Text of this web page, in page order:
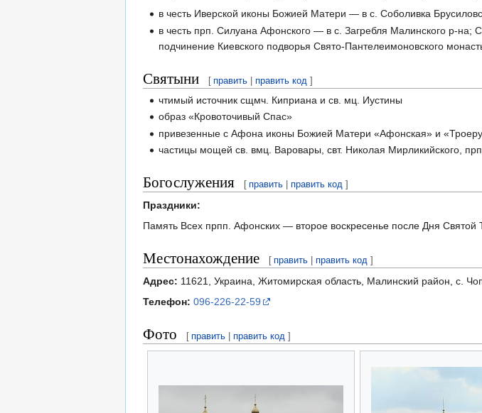
в честь Иверской иконы Божией Матери — в с. Соболивка
в честь прп. Силуана Афонского — в с. Загребля Малинского р-
подчинение Киевского подворья Свято-Пантелеимоновского
Святыни [ править |править код ]
чтимый источник сщмч. Киприана и св. мц. Иустины
образ «Кровоточивый Спас»
привезенные с Афона иконы Божией Матери «Афонская» и
частицы мощей св. вмц. Варовары, свт. Николая Мирликийского,
Богослужения [ править |править код ]
Праздники:
Память Всех прпп. Афонских — второе воскресенье после Дня Святой
Местонахождение [ править |править код ]
Адрес: 11621, Украина, Житомирская область, Малинский район, с.
Телефон: 096-226-22-59
Фото [ править |править код ]